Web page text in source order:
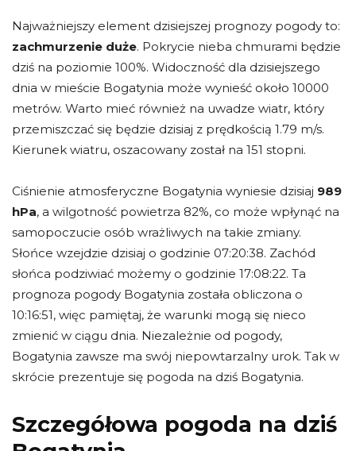
Najważniejszy element dzisiejszej prognozy pogody to:
zachmurzenie duże. Pokrycie nieba chmurami będzie
dziś na poziomie 100%. Widoczność dla dzisiejszego
dnia w mieście Bogatynia może wynieść około 10000
metrów. Warto mieć również na uwadze wiatr, który
przemiszczać się będzie dzisiaj z prędkością 1.79 m/s.
Kierunek wiatru, oszacowany został na 151 stopni.
Ciśnienie atmosferyczne Bogatynia wyniesie dzisiaj 989
hPa, a wilgotność powietrza 82%, co może wpłynąć na
samopoczucie osób wrażliwych na takie zmiany.
Słońce wzejdzie dzisiaj o godzinie 07:20:38. Zachód
słońca podziwiać możemy o godzinie 17:08:22. Ta
prognoza pogody Bogatynia została obliczona o
10:16:51, więc pamiętaj, że warunki mogą się nieco
zmienić w ciągu dnia. Niezależnie od pogody,
Bogatynia zawsze ma swój niepowtarzalny urok. Tak w
skrócie prezentuje się pogoda na dziś Bogatynia.
Szczegółowa pogoda na dziś